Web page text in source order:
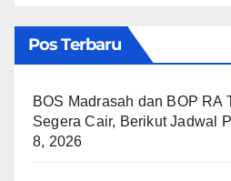
Pos Terbaru
BOS Madrasah dan BOP RA
Segera Cair, Berikut Jadwal
8, 2026